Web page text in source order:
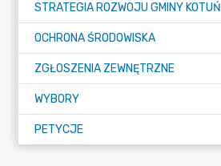
STRATEGIA ROZWOJU GMINY KOTUŃ
OCHRONA ŚRODOWISKA
ZGŁOSZENIA ZEWNĘTRZNE
WYBORY
PETYCJE